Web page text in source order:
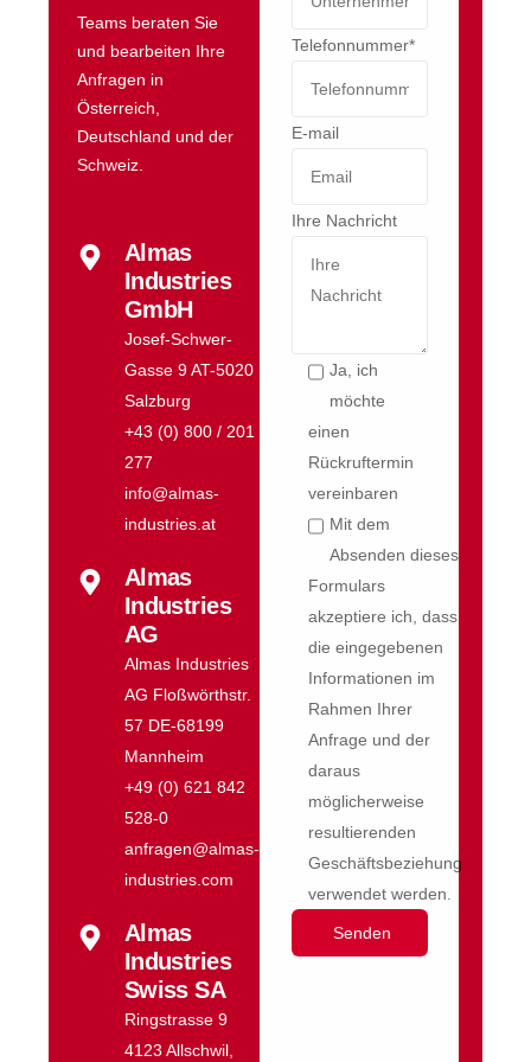
Teams beraten Sie
und bearbeiten Ihre
Anfragen in
Österreich,
Deutschland und der
Schweiz.
Almas
Industries
GmbH
Josef-Schwer-
Gasse 9 AT-5020
Salzburg
+43 (0) 800 / 201
277
info@almas-
industries.at
Almas
Industries
AG
Almas Industries
AG Floßwörthstr.
57 DE-68199
Mannheim
+49 (0) 621 842
528-0
anfragen@almas-
industries.com
Almas
Industries
Swiss SA
Ringstrasse 9
4123 Allschwil,
Telefonnummer*
E-mail
Ihre Nachricht
Ja, ich
möchte
einen
Rückruftermin
vereinbaren
Mit dem
Absenden dieses
Formulars
akzeptiere ich, dass
die eingegebenen
Informationen im
Rahmen Ihrer
Anfrage und der
daraus
möglicherweise
resultierenden
Geschäftsbeziehung
verwendet werden.